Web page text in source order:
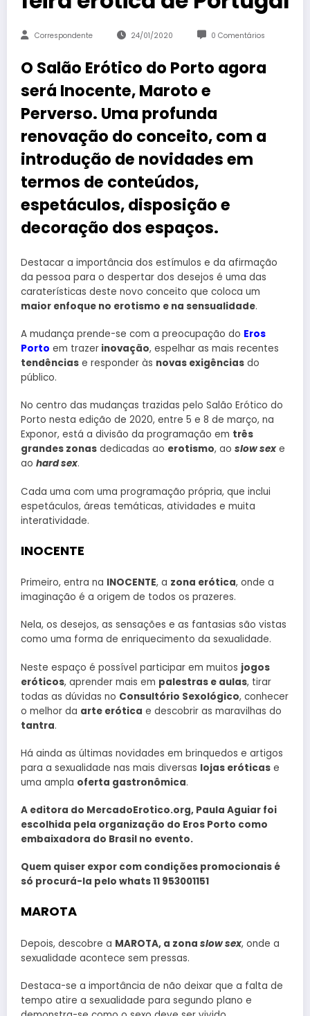
Correspondente 24/01/2020 0 Comentários
O Salão Erótico do Porto agora
será Inocente, Maroto e
Perverso. Uma profunda
renovação do conceito, com a
introdução de novidades em
termos de conteúdos,
espetáculos, disposição e
decoração dos espaços.
Destacar a importância dos estímulos e da afirmação
da pessoa para o despertar dos desejos é uma das
caraterísticas deste novo conceito que coloca um
maior enfoque no erotismo e na sensualidade.
A mudança prende-se com a preocupação do Eros
Porto em trazer inovação, espelhar as mais recentes
tendências e responder às novas exigências do
público.
No centro das mudanças trazidas pelo Salão Erótico do
Porto nesta edição de 2020, entre 5 e 8 de março, na
Exponor, está a divisão da programação em três
grandes zonas dedicadas ao erotismo, ao slow sexe
ao hard sex.
Cada uma com uma programação própria, que inclui
espetáculos, áreas temáticas, atividades e muita
interatividade.
INOCENTE
Primeiro, entra na INOCENTE, a zona erótica, onde a
imaginação é a origem de todos os prazeres.
Nela, os desejos, as sensações e as fantasias são vistas
como uma forma de enriquecimento da sexualidade.
Neste espaço é possível participar em muitos jogos
eróticos, aprender mais em palestras e aulas, tirar
todas as dúvidas no Consultório Sexológico, conhecer
o melhor da arte erótica e descobrir as maravilhas do
tantra.
Há ainda as últimas novidades em brinquedos e artigos
para a sexualidade nas mais diversas lojas eróticas e
uma ampla oferta gastronômica.
A editora do MercadoErotico.org, Paula Aguiar foi
escolhida pela organização do Eros Porto como
embaixadora do Brasil no evento.
Quem quiser expor com condições promocionais é
só procurá-la pelo whats 11 953001151
MAROTA
Depois, descobre a MAROTA, a zona slow sex, onde a
sexualidade acontece sem pressas.
Destaca-se a importância de não deixar que a falta de
tempo atire a sexualidade para segundo plano e